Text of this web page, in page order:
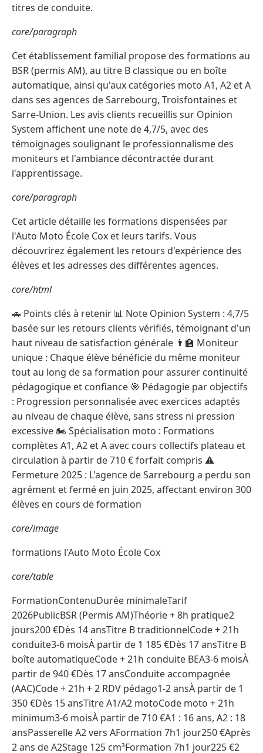
titres de conduite.
core/paragraph
Cet établissement familial propose des formations au
BSR (permis AM), au titre B classique ou en boîte
automatique, ainsi qu'aux catégories moto A1, A2 et A
dans ses agences de Sarrebourg, Troisfontaines et
Sarre-Union. Les avis clients recueillis sur Opinion
System affichent une note de 4,7/5, avec des
témoignages soulignant le professionnalisme des
moniteurs et l'ambiance décontractée durant
l'apprentissage.
core/paragraph
Cet article détaille les formations dispensées par
l'Auto Moto École Cox et leurs tarifs. Vous
découvrirez également les retours d'expérience des
élèves et les adresses des différentes agences.
core/html
🚗 Points clés à retenir 📊 Note Opinion System : 4,7/5
basée sur les retours clients vérifiés, témoignant d'un
haut niveau de satisfaction générale 👨‍🏫 Moniteur
unique : Chaque élève bénéficie du même moniteur
tout au long de sa formation pour assurer continuité
pédagogique et confiance 🎯 Pédagogie par objectifs
: Progression personnalisée avec exercices adaptés
au niveau de chaque élève, sans stress ni pression
excessive 🏍️ Spécialisation moto : Formations
complètes A1, A2 et A avec cours collectifs plateau et
circulation à partir de 710 € forfait compris ⚠️
Fermeture 2025 : L'agence de Sarrebourg a perdu son
agrément et fermé en juin 2025, affectant environ 300
élèves en cours de formation
core/image
formations l'Auto Moto École Cox
core/table
FormationContenuDurée minimaleTarif
2026PublicBSR (Permis AM)Théorie + 8h pratique2
jours200 €Dès 14 ansTitre B traditionnelCode + 21h
conduite3-6 moisÀ partir de 1 185 €Dès 17 ansTitre B
boîte automatiqueCode + 21h conduite BEA3-6 moisÀ
partir de 940 €Dès 17 ansConduite accompagnée
(AAC)Code + 21h + 2 RDV pédago1-2 ansÀ partir de 1
350 €Dès 15 ansTitre A1/A2 motoCode moto + 21h
minimum3-6 moisÀ partir de 710 €A1 : 16 ans, A2 : 18
ansPasserelle A2 vers AFormation 7h1 jour250 €Après
2 ans de A2Stage 125 cm³Formation 7h1 jour225 €2